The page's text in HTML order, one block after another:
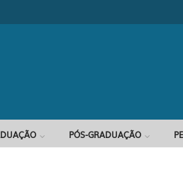
PÓS-GRADUAÇÃO